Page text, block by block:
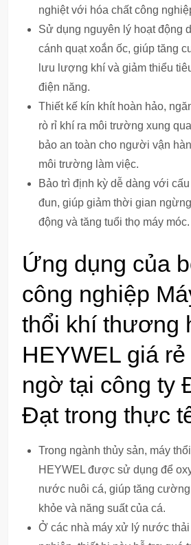
nghiệt với hóa chất công
Sử dụng nguyên lý hoạt động
cánh quạt xoắn ốc, giúp tăng
lưu lượng khí và giảm thiểu
điện năng.
Thiết kế kín khít hoàn hảo,
rò rỉ khí ra môi trường xung
bảo an toàn cho người vận
môi trường làm việc.
Bảo trì định kỳ dễ dàng với
đun, giúp giảm thời gian
động và tăng tuổi thọ máy móc.
Ứng dụng của
công nghiệp
thổi khí thương
HEYWEL giá rẻ
ngờ tại công ty
Đạt trong thực
Trong ngành thủy sản, máy
HEYWEL được sử dụng để
nước nuôi cá, giúp tăng
khỏe và năng suất của cá.
Ở các nhà máy xử lý nước thải